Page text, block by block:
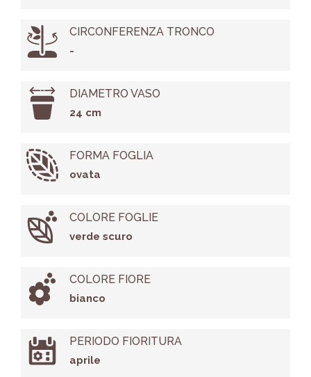
CIRCONFERENZA TRONCO
-
DIAMETRO VASO
24 cm
FORMA FOGLIA
ovata
COLORE FOGLIE
verde scuro
COLORE FIORE
bianco
PERIODO FIORITURA
aprile